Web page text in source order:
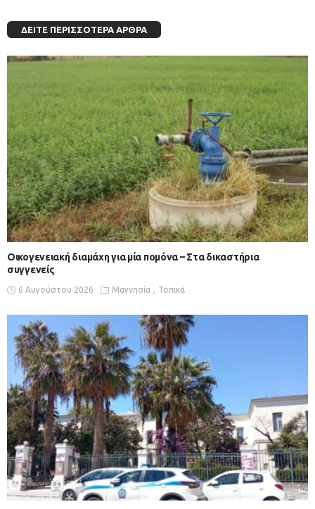
ΔΕΊΤΕ ΠΕΡΙΣΣΌΤΕΡΑ ΆΡΘΡΑ
Οικογενειακή διαμάχη για μία πομόνα – Στα δικαστήρια
συγγενείς
6 Αυγούστου 2026 Μαγνησία Τοπικά